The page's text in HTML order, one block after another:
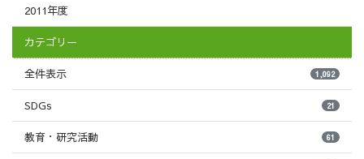
2011年度
カテゴリー
全件表示 1,092
SDGs 21
教育・研究活動 61